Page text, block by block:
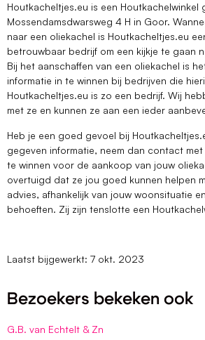
Houtkacheltjes.eu is een Houtkachelwinkel
Mossendamsdwarsweg 4 H in Goor.
naar een oliekachel is Houtkacheltjes.eu
betrouwbaar bedrijf om een kijkje te gaan
Bij het aanschaffen van een oliekachel is
informatie in te winnen bij bedrijven die
Houtkacheltjes.eu is zo een bedrijf. Wij
met ze en kunnen ze aan een ieder
Heb je een goed gevoel bij
gegeven informatie, neem dan contact
te winnen voor de aankoop van jouw
overtuigd dat ze jou goed kunnen helpen
advies, afhankelijk van jouw woonsituatie
behoeften. Zij zijn tenslotte een
Laatst bijgewerkt: 7 okt. 2023
Bezoekers bekeken ook
G.B. van Echtelt & Zn